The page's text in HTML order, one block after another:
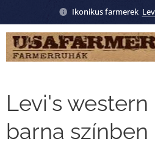
Ikonikus farmerek
Levi's western
barna színben